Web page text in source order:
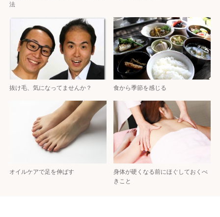
法
抜け毛、気になってませんか？ 食から季節を感じる
オイルケアで足を伸ばす
身体が硬くなる前にほぐしておくべ
きこと